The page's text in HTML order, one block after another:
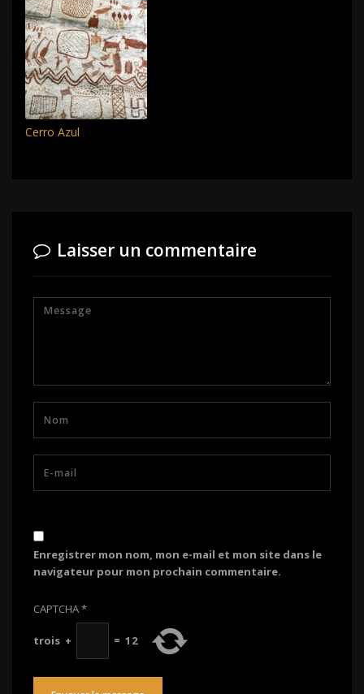
Cerro Azul
Laisser un commentaire
Enregistrer mon nom, mon e-mail et mon site dans le
navigateur pour mon prochain commentaire.
CAPTCHA*
trois + = 12